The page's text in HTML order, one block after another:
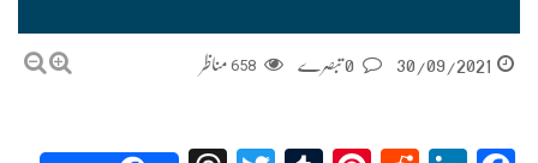
30/09/2021
658 مناظر